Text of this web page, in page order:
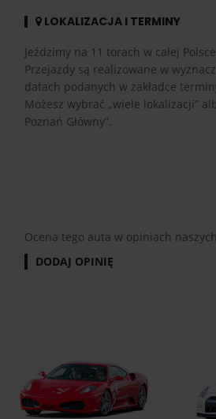
LOKALIZACJA I TERMINY
Jeździmy na 11 torach w całej
Przejazdy są realizowane w
datach podanych w zakładce
Możesz wybrać „wiele lokalizacji”
Poznań Główny”.
Ocena tego auta w opiniach
DODAJ OPINIĘ